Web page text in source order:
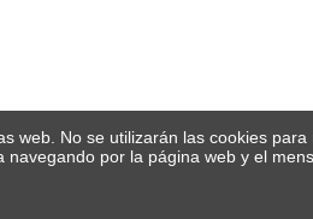
web. No se utilizarán las cookies
por la página web y el